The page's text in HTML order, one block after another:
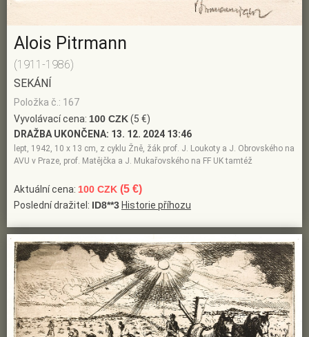
Alois Pitrmann
(1911-1986)
SEKÁNÍ
Položka č.: 167
Vyvolávací cena: 100 CZK(5 €)
DRAŽBA UKONČENA: 13. 12. 2024 13:46
lept, 1942, 10 x 13 cm, z cyklu Žně, žák prof. J. Loukoty a J. Obrovského na
AVU v Praze, prof. Matějčka a J. Mukařovského na FF UK tamtéž
Aktuální cena: 100 CZK (5 €)
Poslední dražitel: ID8**3Historie příhozu